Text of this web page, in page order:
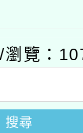
北場」
招生簡
-教案
前教育
疫苗接
「滿6
/瀏覽：
搜尋